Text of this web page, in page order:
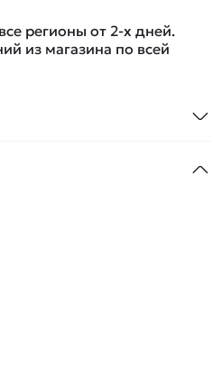
регионы от 2-х дней.
из магазина по всей